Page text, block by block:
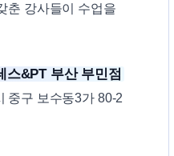
춘 강사들이 수업을
스&PT 부산 부민점
중구 보수동3가 80-2